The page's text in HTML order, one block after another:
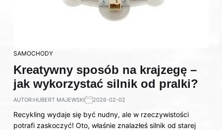
SAMOCHODY
Kreatywny sposób na krajzegę –
jak wykorzystać silnik od pralki?
AUTOR:HUBERT MAJEWSKI 2026-02-02
Recykling wydaje się być nudny, ale w rzeczywistości
potrafi zaskoczyć! Oto, właśnie znalazłeś silnik od starej